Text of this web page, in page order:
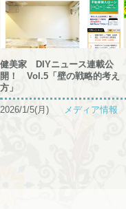
健美家 DIYニュース連載公
開！ Vol.5「壁の戦略的考え
方」
2026/1/5(月) メディア情報